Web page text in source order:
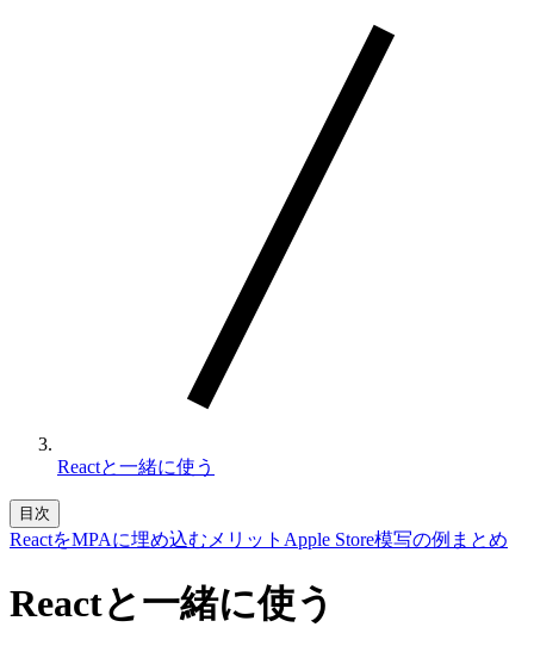
Reactと一緒に使う
目次
ReactをMPAに埋め込むメリット Apple Store模写の例 まとめ
Reactと一緒に使う